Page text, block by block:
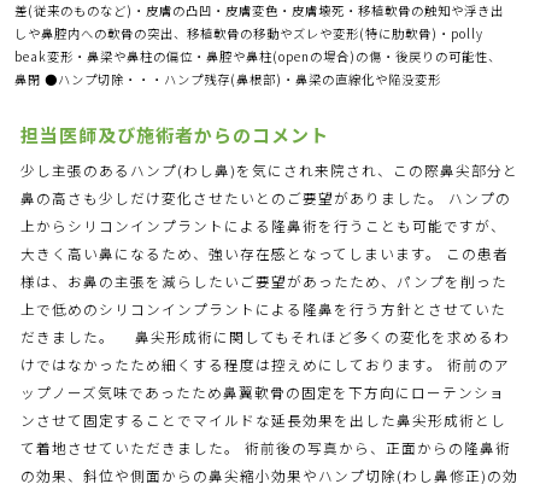
差(従来のものなど)・皮膚の凸凹・皮膚変色・皮膚壊死・移植軟骨の触知や浮き出
しや鼻腔内への軟骨の突出、移植軟骨の移動やズレや変形(特に肋軟骨)・polly
beak変形・鼻梁や鼻柱の偏位・鼻腔や鼻柱(openの場合)の傷・後戻りの可能性、
鼻閉 ●ハンプ切除・・・ハンプ残存(鼻根部)・鼻梁の直線化や陥没変形
担当医師及び施術者からのコメント
少し主張のあるハンプ(わし鼻)を気にされ来院され、この際鼻尖部分と
鼻の高さも少しだけ変化させたいとのご要望がありました。 ハンプの
上からシリコンインプラントによる隆鼻術を行うことも可能ですが、
大きく高い鼻になるため、強い存在感となってしまいます。 この患者
様は、お鼻の主張を減らしたいご要望があったため、パンプを削った
上で低めのシリコンインプラントによる隆鼻を行う方針とさせていた
だきました。 鼻尖形成術に関してもそれほど多くの変化を求めるわ
けではなかったため細くする程度は控えめにしております。 術前のア
ップノーズ気味であったため鼻翼軟骨の固定を下方向にローテンショ
ンさせて固定することでマイルドな延長効果を出した鼻尖形成術とし
て着地させていただきました。 術前後の写真から、正面からの隆鼻術
の効果、斜位や側面からの鼻尖縮小効果やハンプ切除(わし鼻修正)の効